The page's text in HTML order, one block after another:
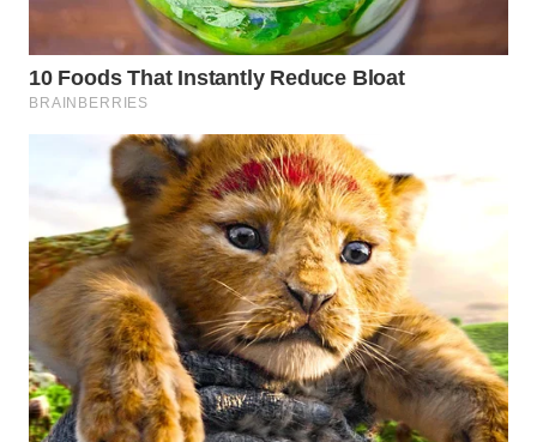
SELEB
WAHANA
PERSONA
WAHANA
OTOMOTIF
WAHANA
HEALTH
WAHANA
DESA